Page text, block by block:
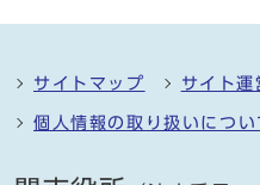
サイトマップ サイト運
個人情報の取り扱いについ